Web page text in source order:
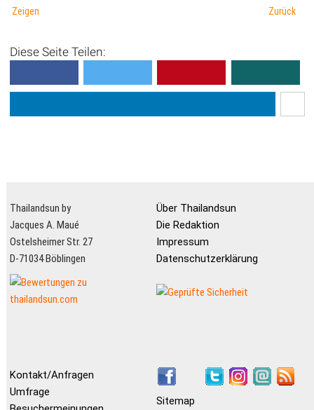
Zeigen Zurück
Diese Seite Teilen:
Thailandsun by
Jacques A. Maué
Ostelsheimer Str. 27
D-71034 Böblingen
Über Thailandsun
Die Redaktion
Impressum
Datenschutzerklärung
Kontakt/Anfragen
Umfrage
Sitemap